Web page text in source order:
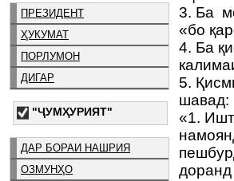
ПРЕЗИДЕНТ
ҲУКУМАТ
ПОРЛУМОН
ДИГАР
"ҶУМҲУРИЯТ"
ДАР БОРАИ НАШРИЯ
ОЗМУНҲО
3. Ба
«бо
4. Ба
5.
шавад:
«1.
доранд